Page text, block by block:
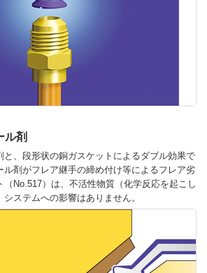
ル剤
と、段形状の銅ガスケットによるダブル効果で
ル剤がフレア継手の締め付け等によるフレア劣
No.517）は、不活性物質（化学反応を起こし
ステムへの影響はありません。